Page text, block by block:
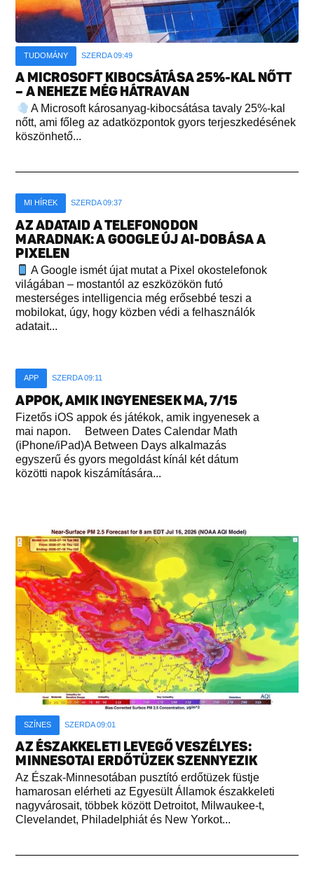
TUDOMÁNY SZERDA 09:49
A MICROSOFT KIBOCSÁTÁSA 25%-KAL NŐTT
– A NEHEZE MÉG HÁTRAVAN
A Microsoft károsanyag-kibocsátása tavaly 25%-kal
nőtt, ami főleg az adatközpontok gyors terjeszkedésének
köszönhető...
MI HÍREK SZERDA 09:37
AZ ADATAID A TELEFONODON
MARADNAK: A GOOGLE ÚJ AI-DOBÁSA A
PIXELEN
A Google ismét újat mutat a Pixel okostelefonok
világában – mostantól az eszközökön futó
mesterséges intelligencia még erősebbé teszi a
mobilokat, úgy, hogy közben védi a felhasználók
adatait...
APP SZERDA 09:11
APPOK, AMIK INGYENESEK MA, 7/15
Fizetős iOS appok és játékok, amik ingyenesek a
mai napon. Between Dates Calendar Math
(iPhone/iPad)A Between Days alkalmazás
egyszerű és gyors megoldást kínál két dátum
közötti napok kiszámítására...
SZÍNES SZERDA 09:01
AZ ÉSZAKKELETI LEVEGŐ VESZÉLYES:
MINNESOTAI ERDŐTÜZEK SZENNYEZIK
Az Észak-Minnesotában pusztító erdőtüzek füstje
hamarosan elérheti az Egyesült Államok északkeleti
nagyvárosait, többek között Detroitot, Milwaukee-t,
Clevelandet, Philadelphiát és New Yorkot...